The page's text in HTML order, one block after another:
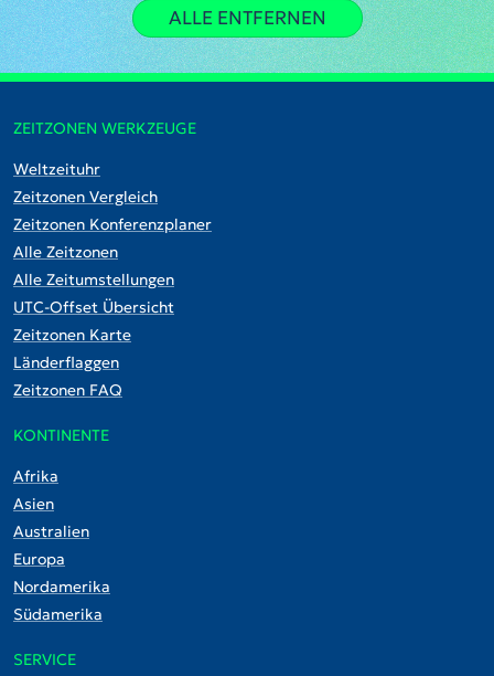
ALLE ENTFERNEN
ZEITZONEN WERKZEUGE
Weltzeituhr
Zeitzonen Vergleich
Zeitzonen Konferenzplaner
Alle Zeitzonen
Alle Zeitumstellungen
UTC-Offset Übersicht
Zeitzonen Karte
Länderflaggen
Zeitzonen FAQ
KONTINENTE
Afrika
Asien
Australien
Europa
Nordamerika
Südamerika
SERVICE